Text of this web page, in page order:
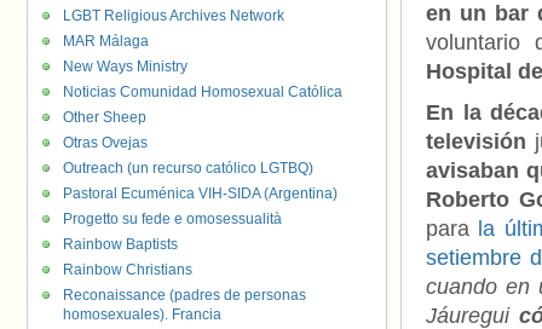
en un bar
voluntario
Hospital
En la
televisión
avisaban
Roberto
para la
setiembre
cuando en
Jáuregui
LGBT Religious Archives Network
MAR Málaga
New Ways Ministry
Noticias Comunidad Homosexual Católica
Other Sheep
Otras Ovejas
Outreach (un recurso católico LGTBQ)
Pastoral Ecuménica VIH-SIDA (Argentina)
Progetto su fede e omosessualità
Rainbow Baptists
Rainbow Christians
Reconaissance (padres de personas
homosexuales). Francia